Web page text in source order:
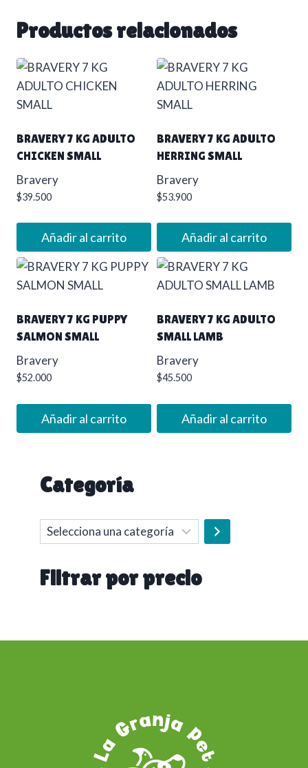
Productos relacionados
BRAVERY 7 KG ADULTO
CHICKEN SMALL
Bravery
$39.500
Añadir al carrito
BRAVERY 7 KG ADULTO
HERRING SMALL
Bravery
$53.900
Añadir al carrito
BRAVERY 7 KG PUPPY
SALMON SMALL
Bravery
$52.000
Añadir al carrito
BRAVERY 7 KG ADULTO
SMALL LAMB
Bravery
$45.500
Añadir al carrito
Categoría
Selecciona
una
Filtrar por precio